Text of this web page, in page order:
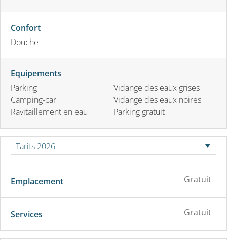
Confort
Douche
Equipements
Parking
Camping-car
Ravitaillement en eau
Vidange des eaux grises
Vidange des eaux noires
Parking gratuit
Emplacement Gratuit
Services Gratuit